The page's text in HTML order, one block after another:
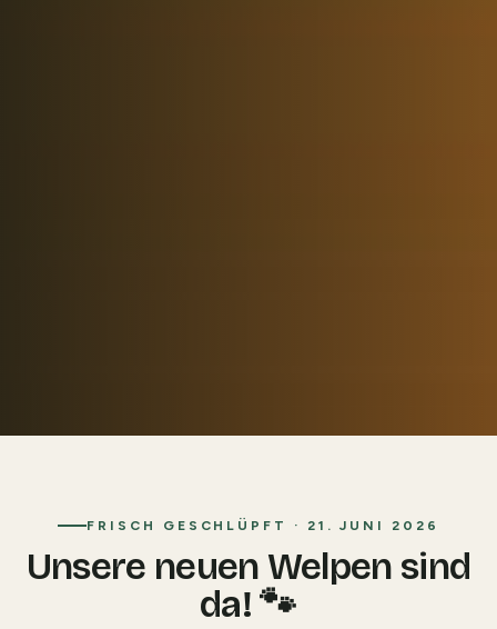
FRISCH GESCHLÜPFT · 21. JUNI 2026
Unsere neuen Welpen sind
da! 🐾